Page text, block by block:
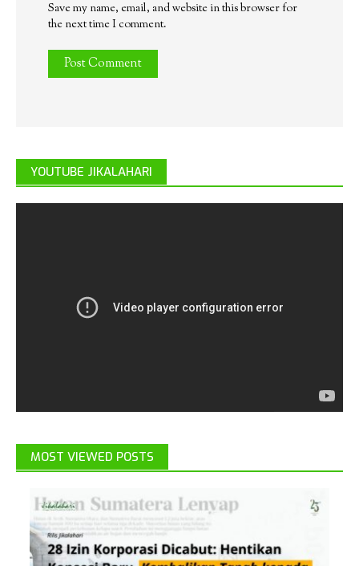
Save my name, email, and website in this browser for
the next time I comment.
YOUTUBE JIKALAHARI
MOST VIEWED POSTS